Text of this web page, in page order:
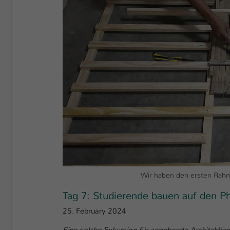
Wir haben den ersten
Tag 7: Studierende bauen auf den
25. February 2024